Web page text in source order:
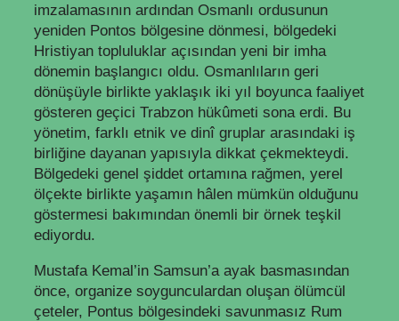
imzalamasının ardından Osmanlı ordusunun
yeniden Pontos bölgesine dönmesi, bölgedeki
Hristiyan topluluklar açısından yeni bir imha
dönemin başlangıcı oldu. Osmanlıların geri
dönüşüyle birlikte yaklaşık iki yıl boyunca faaliyet
gösteren geçici Trabzon hükûmeti sona erdi. Bu
yönetim, farklı etnik ve dinî gruplar arasındaki iş
birliğine dayanan yapısıyla dikkat çekmekteydi.
Bölgedeki genel şiddet ortamına rağmen, yerel
ölçekte birlikte yaşamın hâlen mümkün olduğunu
göstermesi bakımından önemli bir örnek teşkil
ediyordu.
Mustafa Kemal’in Samsun’a ayak basmasından
önce, organize soygunculardan oluşan ölümcül
çeteler, Pontus bölgesindeki savunmasız Rum